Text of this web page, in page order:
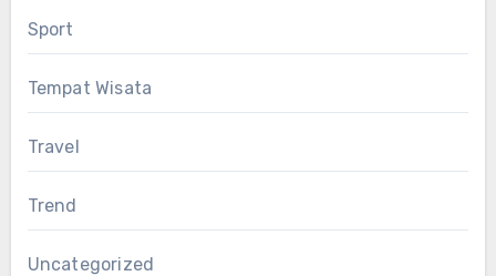
Sport
Tempat Wisata
Travel
Trend
Uncategorized